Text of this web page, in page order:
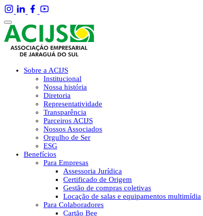
Sobre a ACIJS
Institucional
Nossa história
Diretoria
Representatividade
Transparência
Parceiros ACIJS
Nossos Associados
Orgulho de Ser
ESG
Benefícios
Para Empresas
Assessoria Jurídica
Certificado de Origem
Gestão de compras coletivas
Locação de salas e equipamentos multimídia
Para Colaboradores
Cartão Bee